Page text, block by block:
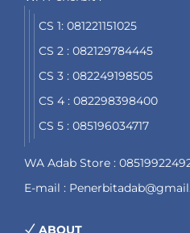
CS 1: 081221151025
CS 2 : 082129784445
CS 3 : 082249198505
CS 4 : 082298398400
CS 5 : 085196034717
WA Adab Store :
E-mail :
ABOUT